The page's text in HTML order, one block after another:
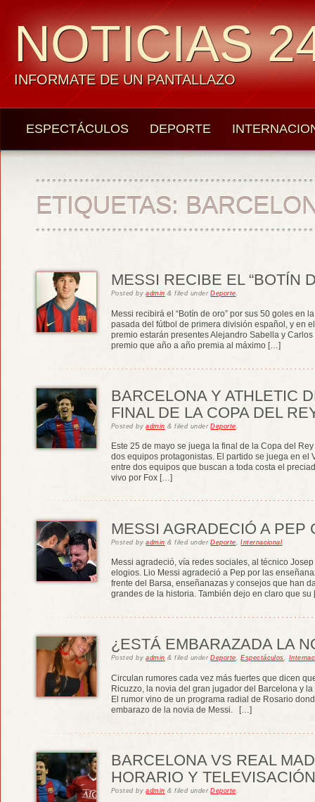
NOTICIAS
INFORMATE DE UN PANTALLAZO
ESPECTÁCULOS DEPORTE
ETIQUETAS:
MESSI RECIBE EL “BOTÍN
Postedbyadmin & filed underDeporte.
Messi recibirá el “Botín de oro” por sus 50 goles en
pasada del fútbol de primera división español, y en
premio estarán presentes Alejandro Sabella y
premio que año a año premia al máximo […]
BARCELONA Y ATHLETIC
FINAL DE LA COPA DEL
Postedbyadmin & filed underDeporte
Este 25 de mayo se juega la final de la Copa del
dos equipos protagonistas. El partido se juega en el
entre dos equipos que buscan a toda costa el
vivo por Fox […]
MESSI AGRADECIÓ A PEP
Postedbyadmin & filed underDeporte ,Internacional.
Messi agradeció, vía redes sociales, al técnico
elogios. Lio Messi agradeció a Pep por las
frente del Barsa, enseñanazas y consejos que han
grandes de la historia. También dejo en claro que
¿ESTÁ EMBARAZADA LA
Postedbyadmin & filed underDeporte,Espectáculos,
Circulan rumores cada vez más fuertes que dicen
Ricuzzo, la novia del gran jugador del Barcelona y
El rumor vino de un programa radial de Rosario
embarazo de la novia de Messi. […]
BARCELONA VS REAL
HORARIO Y TELEVISACIÓN
Postedbyadmin & filed underDeporte.